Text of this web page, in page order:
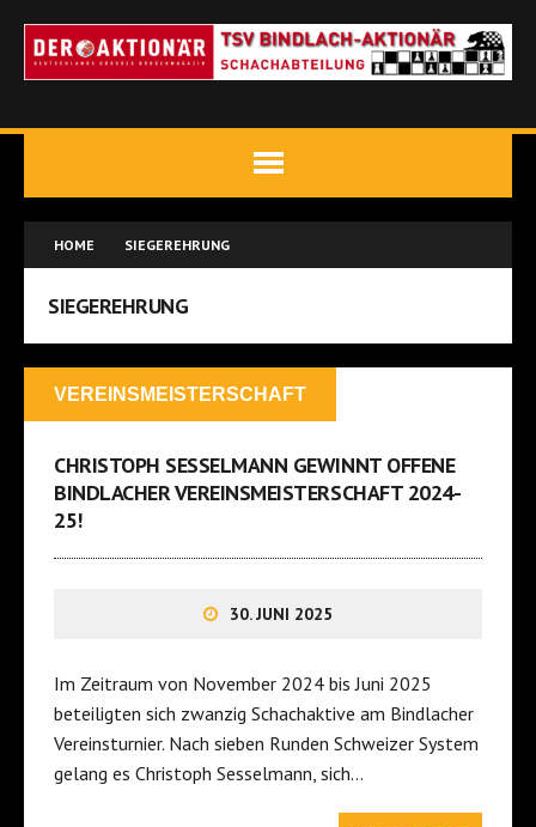
HOME SIEGEREHRUNG
SIEGEREHRUNG
VEREINSMEISTERSCHAFT
CHRISTOPH SESSELMANN GEWINNT OFFENE
BINDLACHER VEREINSMEISTERSCHAFT 2024-
25!
30. JUNI 2025
Im Zeitraum von November 2024 bis Juni 2025
beteiligten sich zwanzig Schachaktive am Bindlacher
Vereinsturnier. Nach sieben Runden Schweizer System
gelang es Christoph Sesselmann, sich…